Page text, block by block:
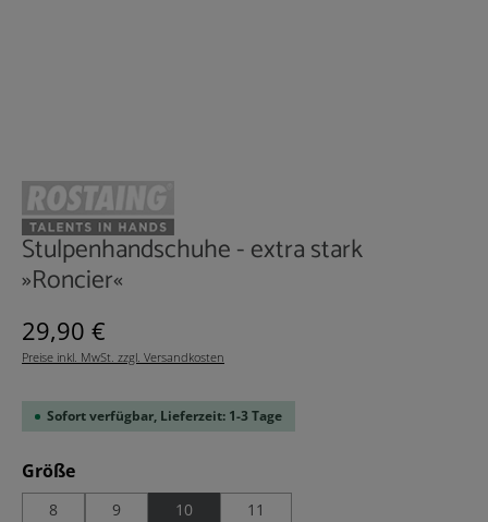
Stulpenhandschuhe - extra stark
»Roncier«
Regulärer Preis:
29,90 €
Preise inkl. MwSt. zzgl. Versandkosten
Sofort verfügbar, Lieferzeit: 1-3 Tage
Größeauswählen
8 9 10 11